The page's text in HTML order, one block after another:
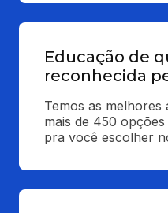
Educação de
reconhecida
Temos as melhores
mais de 450
pra você escolher